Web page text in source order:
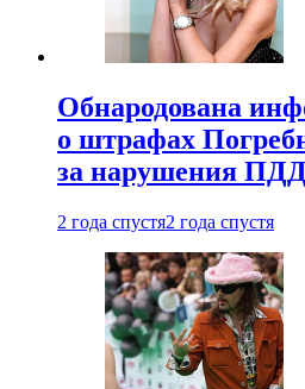
Обнародована
о штрафах
за нарушения ПДД
2 года спустя2 года спустя